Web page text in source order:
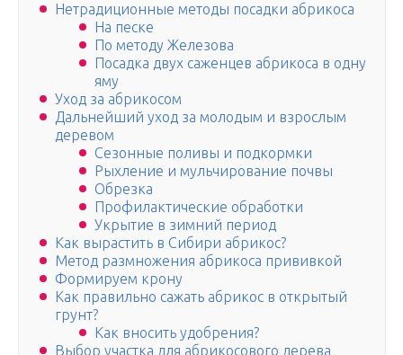
Нетрадиционные методы посадки абрикоса
На песке
По методу Железова
Посадка двух саженцев абрикоса в одну
яму
Уход за абрикосом
Дальнейший уход за молодым и взрослым
деревом
Сезонные поливы и подкормки
Рыхление и мульчирование почвы
Обрезка
Профилактические обработки
Укрытие в зимний период
Как вырастить в Сибири абрикос?
Метод размножения абрикоса прививкой
Формируем крону
Как правильно сажать абрикос в открытый
грунт?
Как вносить удобрения?
Выбор участка для абрикосового дерева